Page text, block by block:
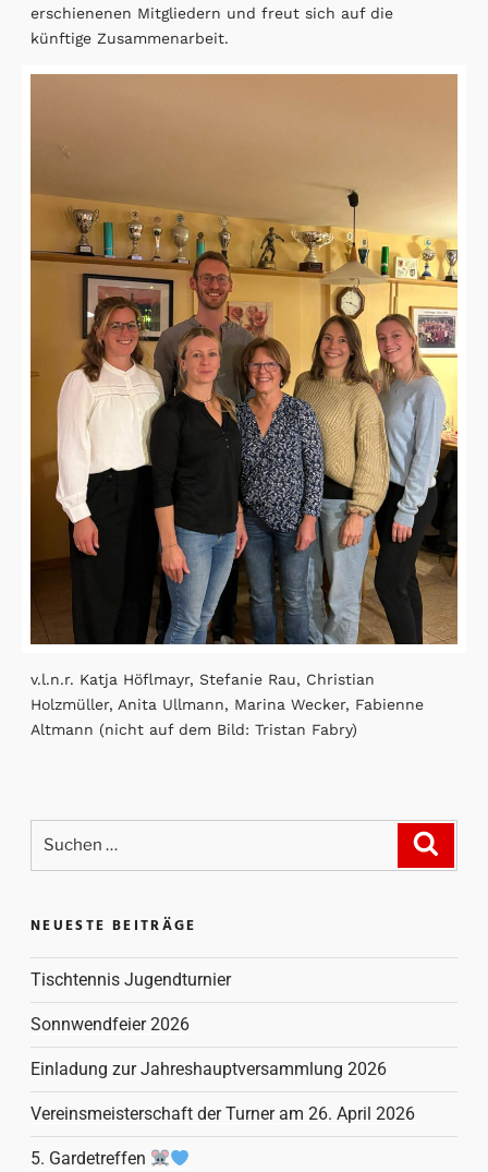
erschienenen Mitgliedern und freut sich auf die
künftige Zusammenarbeit.
v.l.n.r. Katja Höflmayr, Stefanie Rau, Christian
Holzmüller, Anita Ullmann, Marina Wecker, Fabienne
Altmann (nicht auf dem Bild: Tristan Fabry)
NEUESTE BEITRÄGE
Tischtennis Jugendturnier
Sonnwendfeier 2026
Einladung zur Jahreshauptversammlung 2026
Vereinsmeisterschaft der Turner am 26. April 2026
5. Gardetreffen